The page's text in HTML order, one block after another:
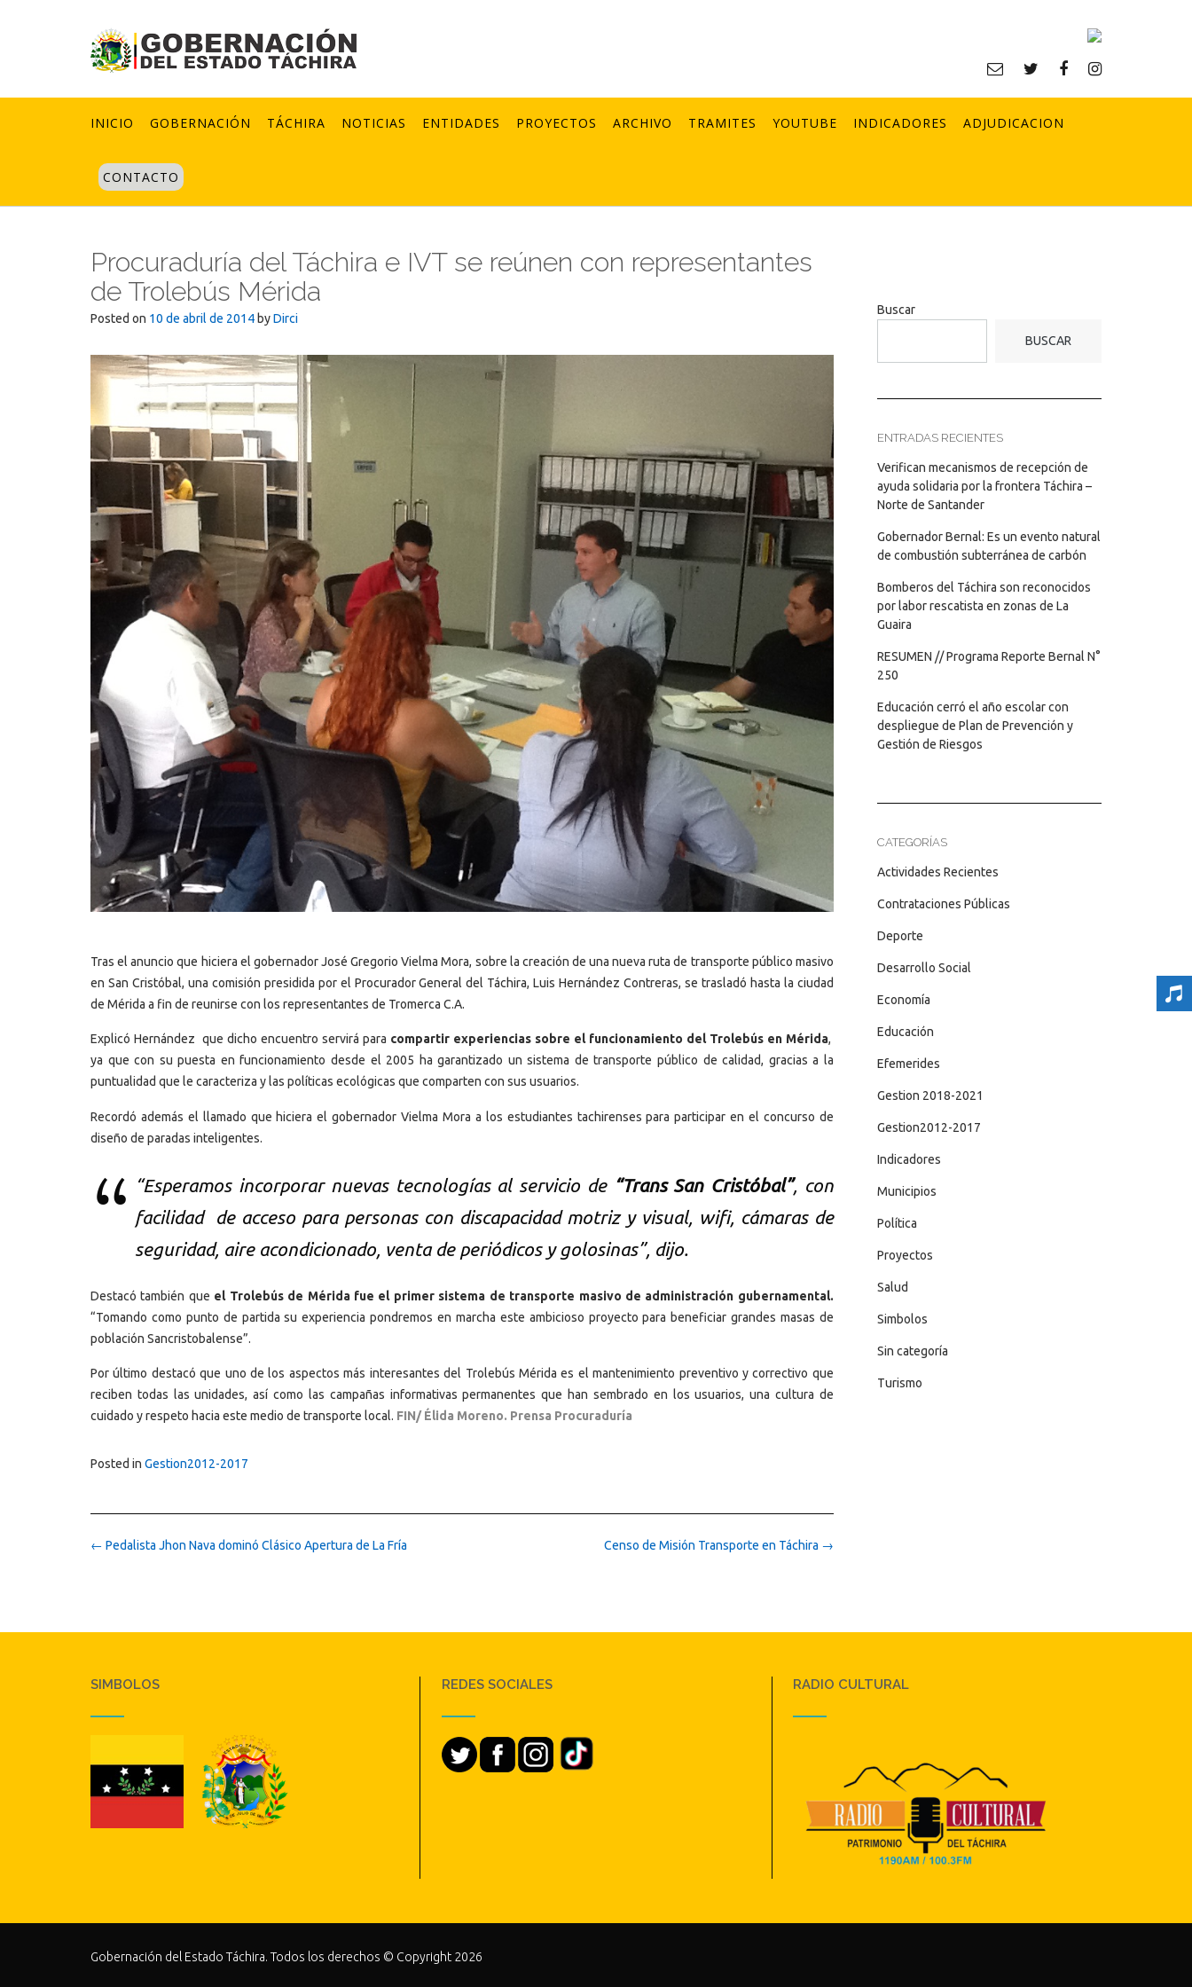
INICIO GOBERNACIÓN TÁCHIRA NOTICIAS ENTIDADES PROYECTOS ARCHIVO TRAMITES YOUTUBE INDICADORES ADJUDICACION
CONTACTO
Procuraduría del Táchira e IVT se reúnen con representantes
de Trolebús Mérida
Posted on 10 de abril de 2014 byDirci
Tras el anuncio que hiciera el gobernador José Gregorio Vielma Mora, sobre la creación de una nueva ruta de transporte público masivo
en San Cristóbal, una comisión presidida por el Procurador General del Táchira, Luis Hernández Contreras, se trasladó hasta la ciudad
de Mérida a fin de reunirse con los representantes de Tromerca C.A.
Explicó Hernández que dicho encuentro servirá para compartir experiencias sobre el funcionamiento del Trolebús en Mérida,
ya que con su puesta en funcionamiento desde el 2005 ha garantizado un sistema de transporte público de calidad, gracias a la
puntualidad que le caracteriza y las políticas ecológicas que comparten con sus usuarios.
Recordó además el llamado que hiciera el gobernador Vielma Mora a los estudiantes tachirenses para participar en el concurso de
diseño de paradas inteligentes.
“Esperamos incorporar nuevas tecnologías al servicio de “Trans San Cristóbal”, con
facilidad de acceso para personas con discapacidad motriz y visual, wifi, cámaras de
seguridad, aire acondicionado, venta de periódicos y golosinas”, dijo.
Destacó también que el Trolebús de Mérida fue el primer sistema de transporte masivo de administración gubernamental.
“Tomando como punto de partida su experiencia pondremos en marcha este ambicioso proyecto para beneficiar grandes masas de
población Sancristobalense”.
Por último destacó que uno de los aspectos más interesantes del Trolebús Mérida es el mantenimiento preventivo y correctivo que
reciben todas las unidades, así como las campañas informativas permanentes que han sembrado en los usuarios, una cultura de
cuidado y respeto hacia este medio de transporte local. FIN/ Élida Moreno. Prensa Procuraduría
Posted in Gestion2012-2017
Post
Censo de Misión Transporte en Táchira →
← Pedalista Jhon Nava dominó Clásico Apertura de La Fría
Buscar
BUSCAR
ENTRADAS RECIENTES
Verifican mecanismos de recepción de
ayuda solidaria por la frontera Táchira –
Norte de Santander
Gobernador Bernal: Es un evento natural
de combustión subterránea de carbón
Bomberos del Táchira son reconocidos
por labor rescatista en zonas de La
Guaira
RESUMEN // Programa Reporte Bernal N°
250
Educación cerró el año escolar con
despliegue de Plan de Prevención y
Gestión de Riesgos
CATEGORÍAS
Actividades Recientes
Contrataciones Públicas
Deporte
Desarrollo Social
Economía
Educación
Efemerides
Gestion 2018-2021
Gestion2012-2017
Indicadores
Municipios
Política
Proyectos
Salud
Simbolos
Sin categoría
Turismo
SIMBOLOS REDES SOCIALES RADIO CULTURAL
Gobernación del Estado Táchira. Todos los derechos © Copyright 2026